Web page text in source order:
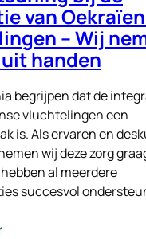
van
– Wij
handen
begrijpen dat de
vluchtelingen een
is. Als ervaren en
wij deze zorg
al meerdere
succesvol
: